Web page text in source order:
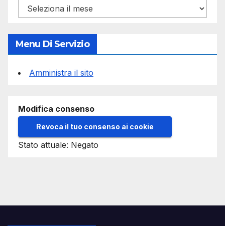
Archivi
Menu Di Servizio
Amministra il sito
Modifica consenso
Revoca il tuo consenso ai cookie
Stato attuale: Negato